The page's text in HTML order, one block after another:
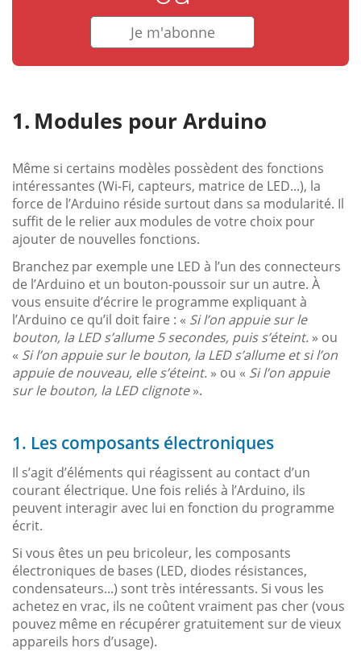
Je m'abonne
Modules pour Arduino
Même si certains modèles possèdent des fonctions
intéressantes (Wi-Fi, capteurs, matrice de LED...), la
force de l’Arduino réside surtout dans sa modularité. Il
suffit de le relier aux modules de votre choix pour
ajouter de nouvelles fonctions.
Branchez par exemple une LED à l’un des connecteurs
de l’Arduino et un bouton-poussoir sur un autre. À
vous ensuite d’écrire le programme expliquant à
l’Arduino ce qu’il doit faire : « Si l’on appuie sur le
bouton, la LED s’allume 5 secondes, puis s’éteint. » ou
« Si l’on appuie sur le bouton, la LED s’allume et si l’on
appuie de nouveau, elle s’éteint. » ou « Si l’on appuie
sur le bouton, la LED clignote».
1. Les composants électroniques
Il s’agit d’éléments qui réagissent au contact d’un
courant électrique. Une fois reliés à l’Arduino, ils
peuvent interagir avec lui en fonction du programme
écrit.
Si vous êtes un peu bricoleur, les composants
électroniques de bases (LED, diodes résistances,
condensateurs...) sont très intéressants. Si vous les
achetez en vrac, ils ne coûtent vraiment pas cher (vous
pouvez même en récupérer gratuitement sur de vieux
appareils hors d’usage).